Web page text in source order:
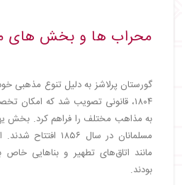
محراب‌ ها و بخش‌ های
گورستان پرلاشز به دلیل تنوع مذهبی
۱۸۰۴، قانونی تصویب شد که
مسلمانان در سال
مانند اتاق‌های تطهیر و بناهایی خاص
بودند.